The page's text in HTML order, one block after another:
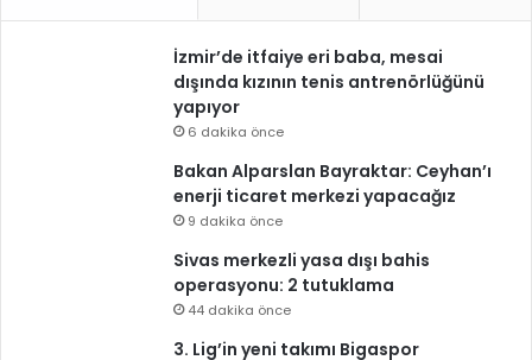
İzmir’de itfaiye eri baba, mesai
dışında kızının tenis antrenörlüğünü
yapıyor
6 dakika önce
Bakan Alparslan Bayraktar: Ceyhan’ı
enerji ticaret merkezi yapacağız
9 dakika önce
Sivas merkezli yasa dışı bahis
operasyonu: 2 tutuklama
44 dakika önce
3. Lig’in yeni takımı Bigaspor